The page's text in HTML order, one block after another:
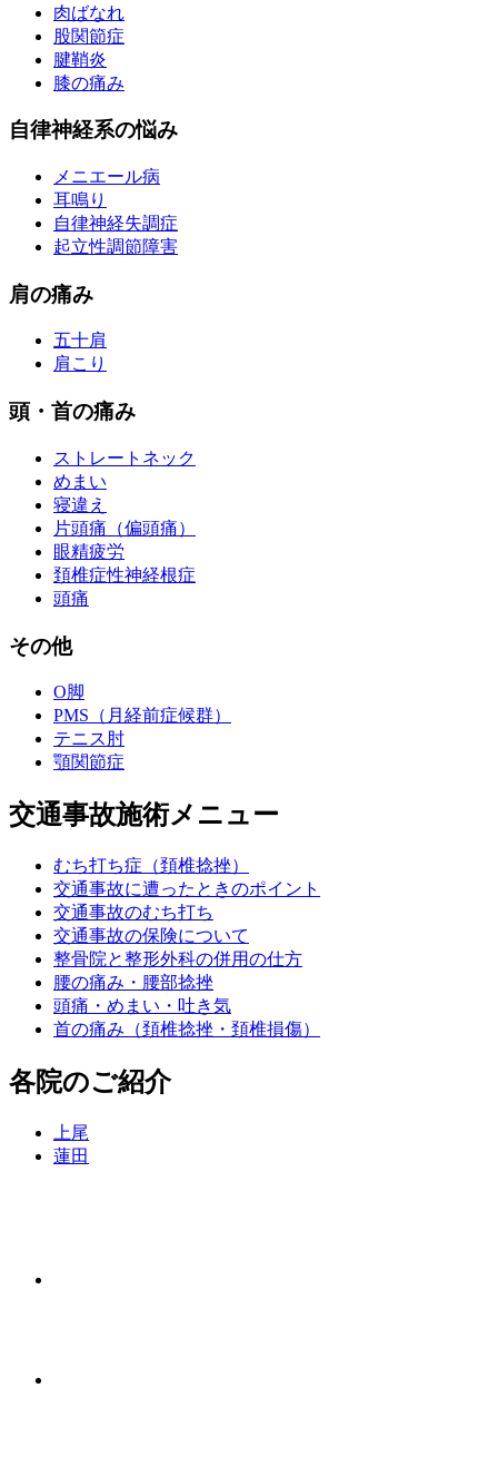
肉ばなれ
股関節症
腱鞘炎
膝の痛み
自律神経系の悩み
メニエール病
耳鳴り
自律神経失調症
起立性調節障害
肩の痛み
五十肩
肩こり
頭・首の痛み
ストレートネック
めまい
寝違え
片頭痛（偏頭痛）
眼精疲労
頚椎症性神経根症
頭痛
その他
O脚
PMS（月経前症候群）
テニス肘
顎関節症
交通事故施術メニュー
むち打ち症（頚椎捻挫）
交通事故に遭ったときのポイント
交通事故のむち打ち
交通事故の保険について
整骨院と整形外科の併用の仕方
腰の痛み・腰部捻挫
頭痛・めまい・吐き気
首の痛み（頚椎捻挫・頚椎損傷）
各院のご紹介
上尾
蓮田